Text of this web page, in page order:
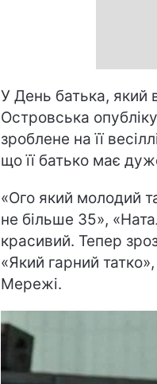
У День батька, який
Островська
зроблене на її
що її батько має
«Ого який молодий
не більше 35»,
красивий. Тепер
«Який гарний
Мережі.